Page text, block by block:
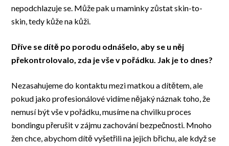
nepodchlazuje se. Může pak u maminky zůstat skin-to-
skin, tedy kůže na kůži.
Dříve se dítě po porodu odnášelo, aby se u něj
překontrolovalo, zda je vše v pořádku. Jak je to dnes?
Nezasahujeme do kontaktu mezi matkou a dítětem, ale
pokud jako profesionálové vidíme nějaký náznak toho, že
nemusí být vše v pořádku, musíme na chvilku proces
bondingu přerušit v zájmu zachování bezpečnosti. Mnoho
žen chce, abychom dítě vyšetřili na jejich břichu, ale když se